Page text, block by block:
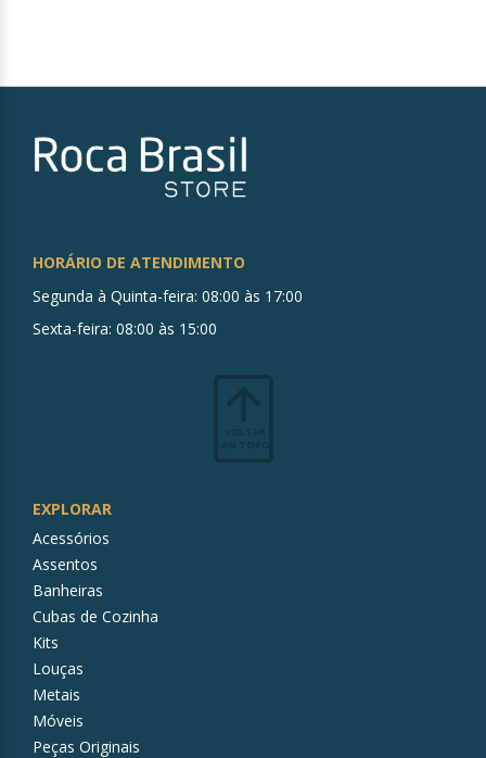
HORÁRIO DE ATENDIMENTO
Segunda à Quinta-feira: 08:00 às 17:00
Sexta-feira: 08:00 às 15:00
EXPLORAR
Acessórios
Assentos
Banheiras
Cubas de Cozinha
Kits
Louças
Metais
Móveis
Peças Originais